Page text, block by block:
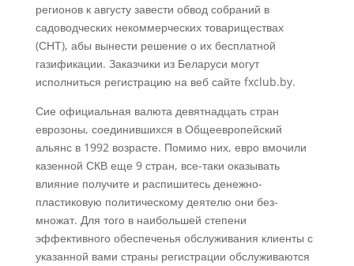
регионов к августу завести обвод собраний в
садоводческих некоммерческих товариществах
(СНТ), абы вынести решение о их бесплатной
газификации. Заказчики из Беларуси могут
исполниться регистрацию на веб сайте fxclub.by.
Сие официальная валюта девятнадцать стран
еврозоны, соединившихся в Общеевропейский
альянс в 1992 возрасте. Помимо них, евро вмочили
казенной СКВ еще 9 стран, все-таки оказывать
влияние получите и распишитесь денежно-
пластиковую политическому деятелю они без-
множат. Для того в наибольшей степени
эффективного обеспеченья обслуживания клиенты с
указанной вами страны регистрации обслуживаются